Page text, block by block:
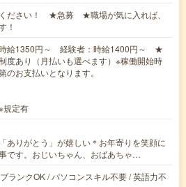
ださい！ ★急募 ★職場が気に入れば、
！
時給1350円～ 経験者：時給1400円～ ★
度あり（月払いも選べます）※稼働開始時
のお支払いとなります。
規定有
ありがとう」が嬉しい＊お年寄りを笑顔に
です。おじいちゃん、おばあちゃ…
ランクOK / パソコンスキル不要 / 英語力不